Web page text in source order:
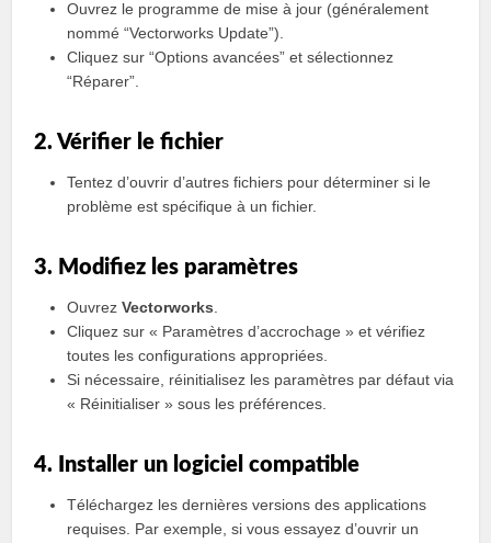
Ouvrez le programme de mise à jour (généralement
nommé “Vectorworks Update”).
Cliquez sur “Options avancées” et sélectionnez
“Réparer”.
2. Vérifier le fichier
Tentez d’ouvrir d’autres fichiers pour déterminer si le
problème est spécifique à un fichier.
3. Modifiez les paramètres
OuvrezVectorworks
Cliquez sur « Paramètres d’accrochage » et vérifiez
toutes les configurations appropriées.
Si nécessaire, réinitialisez les paramètres par défaut via
« Réinitialiser » sous les préférences.
4. Installer un logiciel compatible
Téléchargez les dernières versions des applications
requises. Par exemple, si vous essayez d’ouvrir un